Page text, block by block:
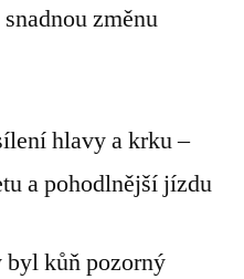
změnu
hlavy a krku –
a pohodlnější jízdu
kůň pozorný